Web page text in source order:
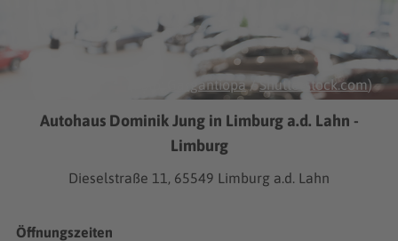
Gargantiopa/Shutterstock.com)
Autohaus Dominik Jung in Limburg a.d. Lahn -
Limburg
Dieselstraße 11, 65549 Limburg a.d. Lahn
Öffnungszeiten